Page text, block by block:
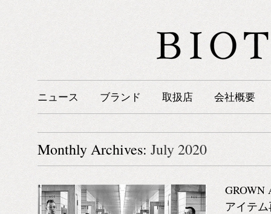
ニュース ブランド 取扱店 会社概要
Monthly Archives:July 2020
GROWN
アイテ